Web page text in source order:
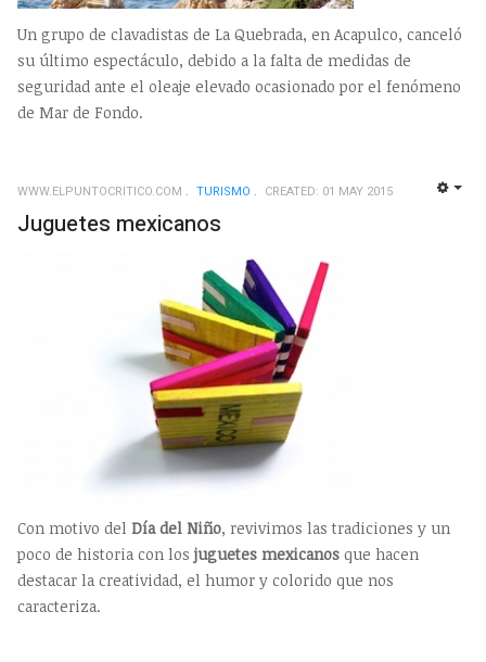
Un grupo de clavadistas de La Quebrada, en Acapulco, canceló
su último espectáculo, debido a la falta de medidas de
seguridad ante el oleaje elevado ocasionado por el fenómeno
de Mar de Fondo.
WWW.ELPUNTOCRITICO.COM TURISMO CREATED: 01 MAY 2015
Juguetes mexicanos
Con motivo del Día del Niño, revivimos las tradiciones y un
poco de historia con los juguetes mexicanos que hacen
destacar la creatividad, el humor y colorido que nos
caracteriza.